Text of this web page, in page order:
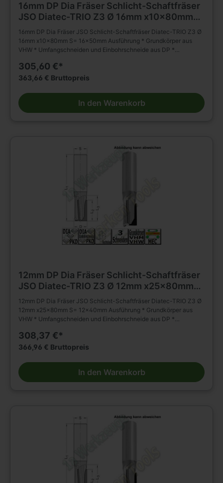
16mm DP Dia Fräser Schlicht-Schaftfräser
JSO Diatec-TRIO Z3 Ø 16mm x10x80mm
S= 16x50mm
16mm DP Dia Fräser JSO Schlicht-Schaftfräser Diatec-TRIO Z3 Ø
16mm x10x80mm S= 16x50mm Ausführung * Grundkörper aus
VHW * Umfangschneiden und Einbohrschneide aus DP *
nachschärfbar Anwendung * Schlichten, Nuten, Formatieren,
Trennen (Nesting) und Falzen von besonders abrasiven
Besondere Vorteile * für gesteigertes Spanvolumen und reduzierte
Schnittkräfte Einsatzempfehlung: * Duroplaste/Thermoplaste/HPL:
n = 15 000 - 18 000 min-1, vf = 3 - 8 m/min * Mineralwerkstoffe: n
305,60 €*
363,66 € Bruttopreis
In den Warenkorb
12mm DP Dia Fräser Schlicht-Schaftfräser
JSO Diatec-TRIO Z3 Ø 12mm x25x80mm
S= 12x40mm
12mm DP Dia Fräser JSO Schlicht-Schaftfräser Diatec-TRIO Z3 Ø
12mm x25x80mm S= 12x40mm Ausführung * Grundkörper aus
VHW * Umfangschneiden und Einbohrschneide aus DP *
nachschärfbar Anwendung * Schlichten, Nuten, Formatieren,
Trennen (Nesting) und Falzen von besonders abrasiven
Besondere Vorteile * für gesteigertes Spanvolumen und reduzierte
Schnittkräfte Einsatzempfehlung: * Duroplaste/Thermoplaste/HPL:
n = 15 000 - 18 000 min-1, vf = 3 - 8 m/min * Mineralwerkstoffe: n
308,37 €*
366,96 € Bruttopreis
In den Warenkorb